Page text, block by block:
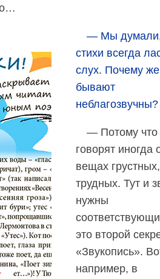
— Мы
стихи всегда
слух. Почему
бывают
неблагозвучны?
— Потому что
говорят иногда
вещах грустных,
трудных. Тут и
нужны
это второй
«Звукопись».
например, в